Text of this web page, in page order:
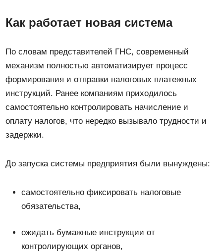
Как работает новая система
По словам представителей ГНС, современный
механизм полностью автоматизирует процесс
формирования и отправки налоговых платежных
инструкций. Ранее компаниям приходилось
самостоятельно контролировать начисление и
оплату налогов, что нередко вызывало трудности и
задержки.
До запуска системы предприятия были вынуждены:
самостоятельно фиксировать налоговые
обязательства,
ожидать бумажные инструкции от
контролирующих органов,